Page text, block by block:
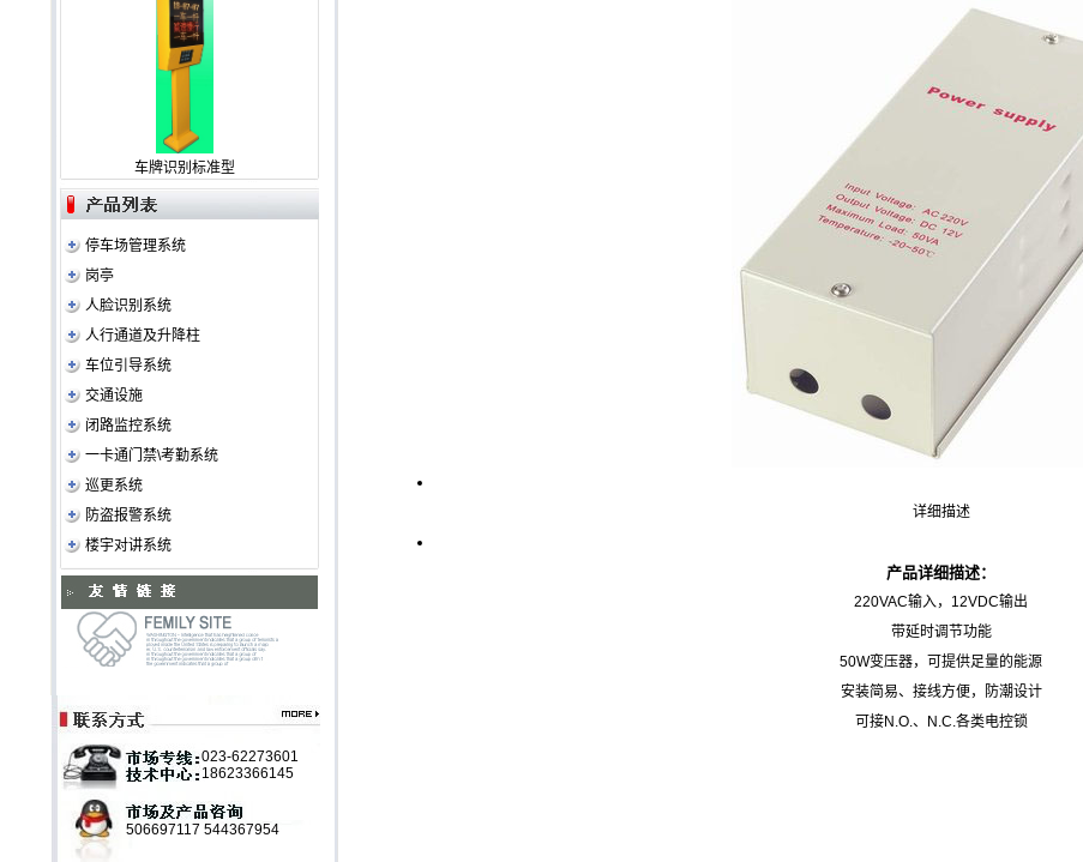
车牌识别标准型
停车场管理系统
岗亭
人脸识别系统
人行通道及升降柱
车位引导系统
交通设施
闭路监控系统
一卡通门禁\考勤系统
巡更系统
防盗报警系统
楼宇对讲系统
023-62273601
18623366145
506697117 544367954
详细描述
产品详细描述：
220VAC输入，12VDC输出
带延时调节功能
50W变压器，可提供足量的能源
安装简易、接线方便，防潮设计
可接N.O.、N.C.各类电控锁